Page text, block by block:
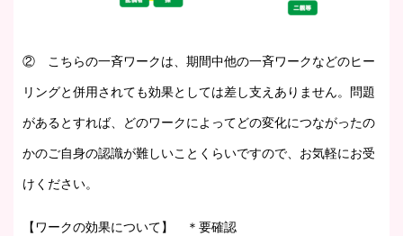
② こちらの一斉ワークは、期間中他の一斉ワークなどのヒー
リングと併用されても効果としては差し支えありません。問題
があるとすれば、どのワークによってどの変化につながったの
かのご自身の認識が難しいことくらいですので、お気軽にお受
けください。
【ワークの効果について】 ＊要確認